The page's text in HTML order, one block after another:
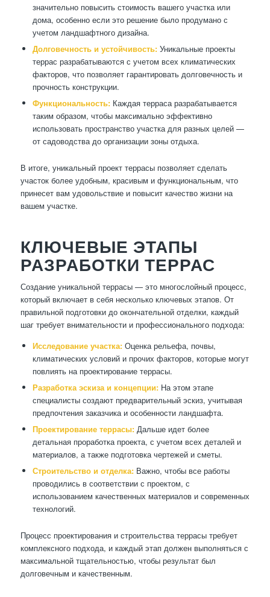
значительно повысить стоимость вашего участка или
дома, особенно если это решение было продумано с
учетом ландшафтного дизайна.
Долговечность и устойчивость:Уникальные проекты
террас разрабатываются с учетом всех климатических
факторов, что позволяет гарантировать долговечность и
прочность конструкции.
Функциональность:Каждая терраса разрабатывается
таким образом, чтобы максимально эффективно
использовать пространство участка для разных целей —
от садоводства до организации зоны отдыха.
В итоге, уникальный проект террасы позволяет сделать
участок более удобным, красивым и функциональным, что
принесет вам удовольствие и повысит качество жизни на
вашем участке.
КЛЮЧЕВЫЕ ЭТАПЫ
РАЗРАБОТКИ ТЕРРАС
Создание уникальной террасы — это многослойный процесс,
который включает в себя несколько ключевых этапов. От
правильной подготовки до окончательной отделки, каждый
шаг требует внимательности и профессионального подхода:
Исследование участка:Оценка рельефа, почвы,
климатических условий и прочих факторов, которые могут
повлиять на проектирование террасы.
Разработка эскиза и концепции:На этом этапе
специалисты создают предварительный эскиз, учитывая
предпочтения заказчика и особенности ландшафта.
Проектирование террасы:Дальше идет более
детальная проработка проекта, с учетом всех деталей и
материалов, а также подготовка чертежей и сметы.
Строительство и отделка:Важно, чтобы все работы
проводились в соответствии с проектом, с
использованием качественных материалов и современных
технологий.
Процесс проектирования и строительства террасы требует
комплексного подхода, и каждый этап должен выполняться с
максимальной тщательностью, чтобы результат был
долговечным и качественным.